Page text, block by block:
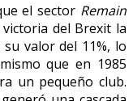
el sector Remain
del Brexit la
valor del 11%, lo
que en 1985
un pequeño club.